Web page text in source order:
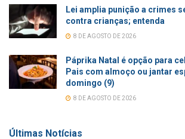
Lei amplia punição a crimes
contra crianças; entenda
8 DE AGOSTO DE 2026
Páprika Natal é opção para
Pais com almoço ou jantar
domingo (9)
8 DE AGOSTO DE 2026
Últimas Notícias